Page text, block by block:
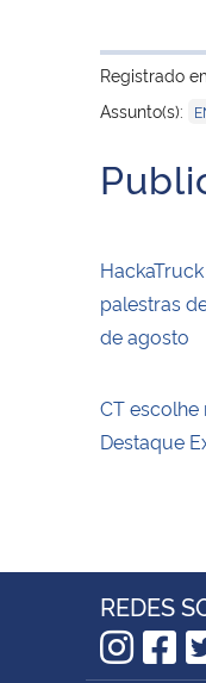
Registrado
Assunto(s):
palestras
de agosto
CT escolhe
Destaque
REDES